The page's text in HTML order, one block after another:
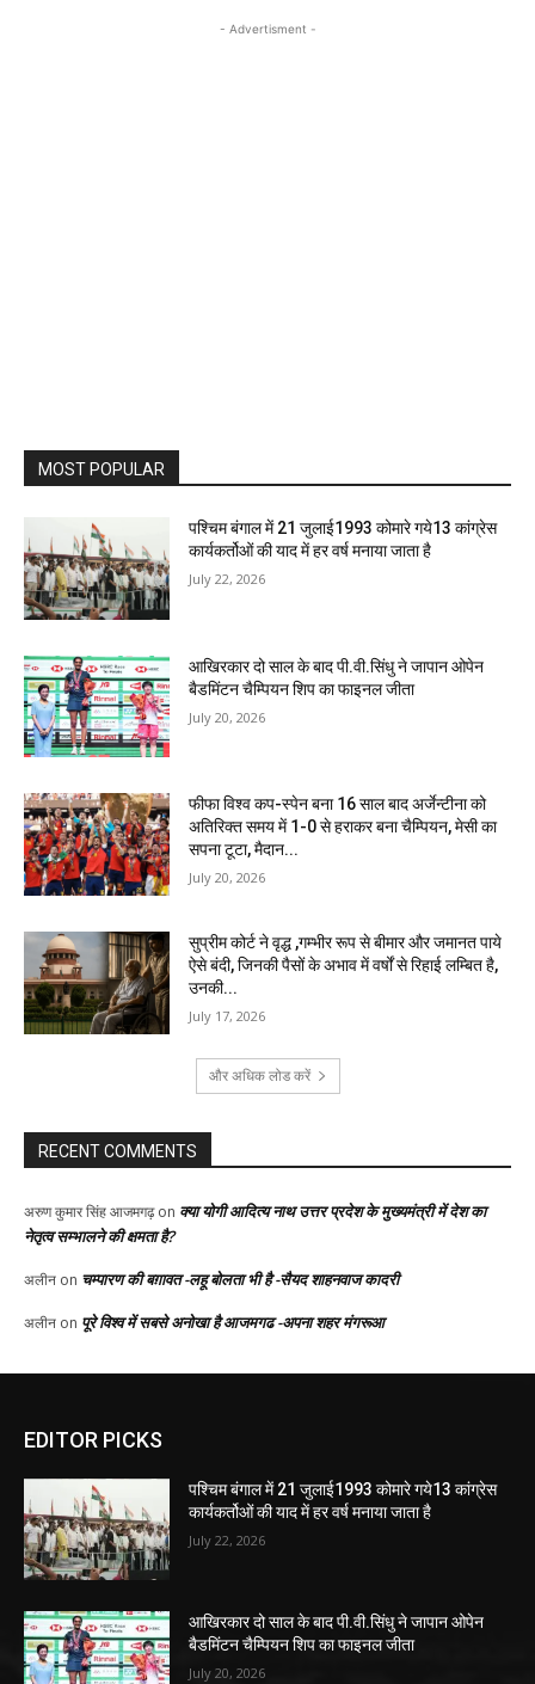
EDITOR PICKS
पश्चिम बंगाल में 21 जुलाई1993 कोमारे गये13 कांग्रेस
कार्यकर्तोओं की याद में हर वर्ष मनाया जाता है
July 22, 2026
आखिरकार दो साल के बाद पी.वी.सिंधु ने जापान ओपेन
बैडमिंटन चैम्पियन शिप का फाइनल जीता
July 20, 2026